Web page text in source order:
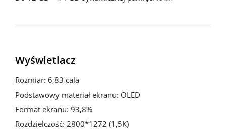
Wyświetlacz
Rozmiar: 6,83 cala
Podstawowy materiał ekranu: OLED
Format ekranu: 93,8%
Rozdzielczość: 2800*1272 (1,5K)